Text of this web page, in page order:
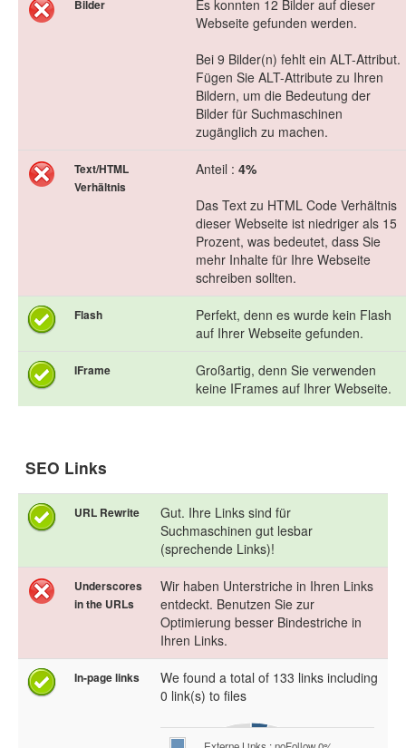
Bilder
Es konnten 12 Bilder auf dieser
Webseite gefunden werden.
Bei 9 Bilder(n) fehlt ein ALT-Attribut.
Fügen Sie ALT-Attribute zu Ihren
Bildern, um die Bedeutung der
Bilder für Suchmaschinen
zugänglich zu machen.
Text/HTML
Verhältnis
Anteil : 4%
Das Text zu HTML Code Verhältnis
dieser Webseite ist niedriger als 15
Prozent, was bedeutet, dass Sie
mehr Inhalte für Ihre Webseite
schreiben sollten.
Flash
Perfekt, denn es wurde kein Flash
auf Ihrer Webseite gefunden.
IFrame
Großartig, denn Sie verwenden
keine IFrames auf Ihrer Webseite.
SEO Links
URL Rewrite
Gut. Ihre Links sind für
Suchmaschinen gut lesbar
(sprechende Links)!
Underscores
in the URLs
Wir haben Unterstriche in Ihren Links
entdeckt. Benutzen Sie zur
Optimierung besser Bindestriche in
Ihren Links.
In-page links
We found a total of 133 links including
0 link(s) to files